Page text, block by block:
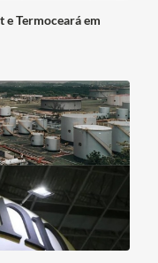
e Termoceará em